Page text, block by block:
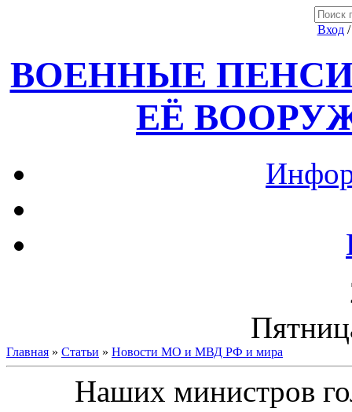
Вход
ВОЕННЫЕ
ЕЁ
Главная » Статьи » Новости МО и МВД РФ и мира
Наших министров